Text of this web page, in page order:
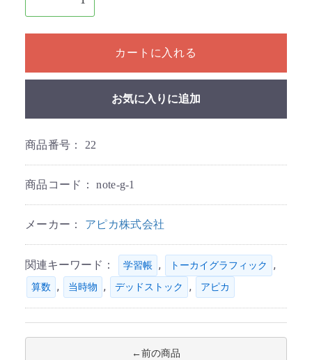
1個以上の数量を入力してください
カートに入れる
お気に入りに追加
商品番号： 22
商品コード：note-g-1
メーカー： アピカ株式会社
関連キーワード： 学習帳 , トーカイグラフィック ,
算数 , 当時物 , デッドストック , アピカ
前の商品